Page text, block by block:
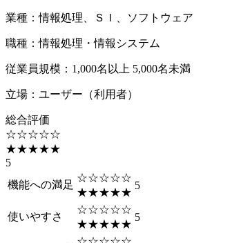
業種 ：情報処理、ＳＩ、ソフトウェア
職種 ：情報処理・情報システム
従業員規模 ： 1,000名以上 5,000名未満
立場 ： ユーザー（利用者）
総合評価
☆☆☆☆☆
★★★★★
5
機能への満足
☆☆☆☆☆
★★★★★
5
使いやすさ
☆☆☆☆☆
★★★★★
5